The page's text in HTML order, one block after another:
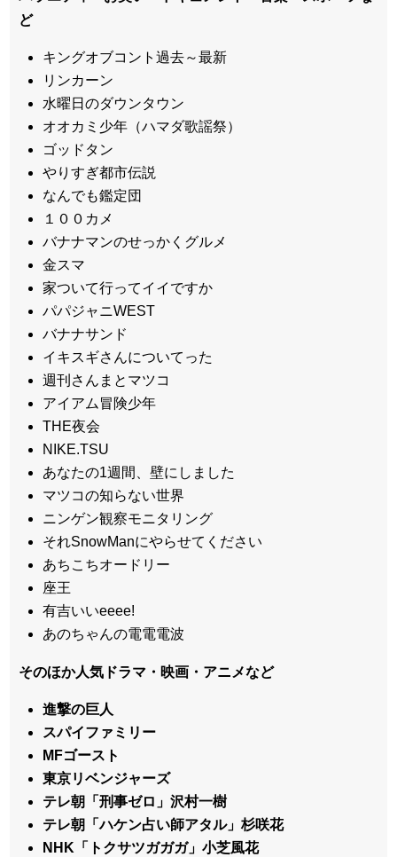
ど
キングオブコント過去～最新
リンカーン
水曜日のダウンタウン
オオカミ少年（ハマダ歌謡祭）
ゴッドタン
やりすぎ都市伝説
なんでも鑑定団
１００カメ
バナナマンのせっかくグルメ
金スマ
家ついて行ってイイですか
パパジャニWEST
バナナサンド
イキスギさんについてった
週刊さんまとマツコ
アイアム冒険少年
THE夜会
NIKE.TSU
あなたの1週間、壁にしました
マツコの知らない世界
ニンゲン観察モニタリング
それSnowManにやらせてください
あちこちオードリー
座王
有吉いいeeee!
あのちゃんの電電電波
そのほか人気ドラマ・映画・アニメなど
進撃の巨人
スパイファミリー
MFゴースト
東京リベンジャーズ
テレ朝「刑事ゼロ」沢村一樹
テレ朝「ハケン占い師アタル」杉咲花
NHK「トクサツガガガ」小芝風花